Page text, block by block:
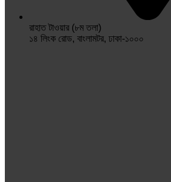
রাহাত টাওয়ার (৮ম তলা)
১৪ লিংক রোড, বাংলামটর, ঢাকা-১০০০